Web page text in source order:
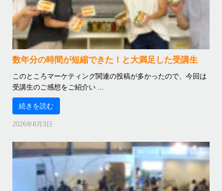
数年分の時間が短縮できた！と大満足した受講生
このところマーケティング関連の投稿が多かったので、今回は
受講生のご感想をご紹介い ...
続きを読む
2026年8月3日